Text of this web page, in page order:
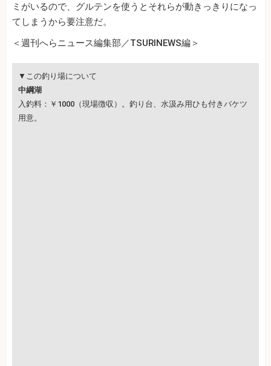
ミがいるので、グルテンを使うとそれらが動きっきりになっ
てしまうから要注意だ。
＜週刊へらニュース編集部／TSURINEWS編＞
▼この釣り場について
中綱湖
入釣料：￥1000（現場徴収）。釣り台、水汲み用ひも付きバケツ
用意。